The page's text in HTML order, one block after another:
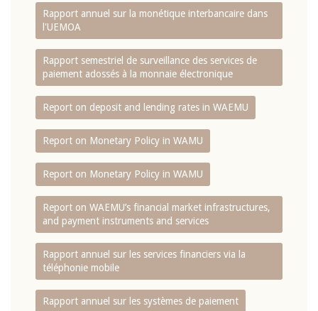
Rapport annuel sur la monétique interbancaire dans
l'UEMOA
Rapport semestriel de surveillance des services de
paiement adossés à la monnaie électronique
Report on deposit and lending rates in WAEMU
Report on Monetary Policy in WAMU
Report on Monetary Policy in WAMU
Report on WAEMU’s financial market infrastructures,
and payment instruments and services
Rapport annuel sur les services financiers via la
téléphonie mobile
Rapport annuel sur les systèmes de paiement